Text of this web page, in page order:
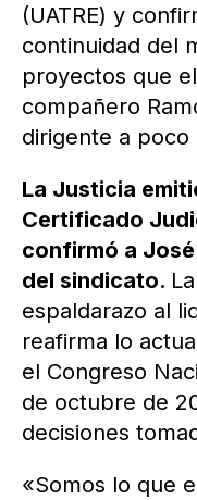
(UATRE) y
continuidad del
proyectos que
compañero
dirigente a
La Justicia
Certificado
confirmó a
del sindicato.
espaldarazo al
reafirma lo
el Congreso
de octubre de
decisiones
«Somos lo que